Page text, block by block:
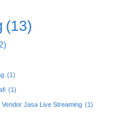
(13)
(1)
(1)
Vendor Jasa Live Streaming (1)